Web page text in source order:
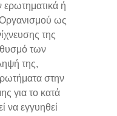
ή
ως
της
των
της,
στην
για το κατά
να εγγυηθεί